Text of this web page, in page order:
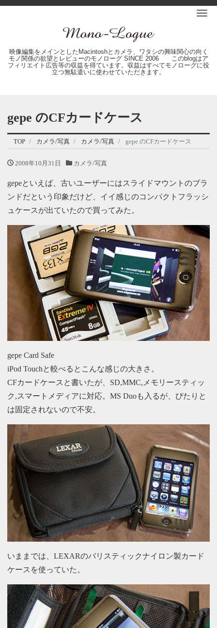
映像編集をメインとしたMacintoshとカメラ、ワタシの興味関心の向く
モノ関係の欲望とレビューのモノローグ SINCE 2006 このblogはア
フィリエイト広告等の収益を得ています。収益はすべてモノローグに役
立つ無駄遣いに使わせていただきます。
gepe のCFカードケース
TOP カメラ/写真 カメラ/写真 gepe のCFカードケース
2008年10月31日 カメラ/写真
gepeといえば、古いユーザーにはスライドマウントのブラ
ンドだという印象だけど、イイ感じのコンパクトフラッシ
ュケースが出ていたので買ってみた。
gepe Card Safe
iPod Touchと較べるとこんな感じの大きさ。
CFカードケースと書いたが、SD,MMC,メモリースティッ
ク,スマートメディアに対応。MS Duoも入るが、ぴたりと
は固定されないので不安。
いままでは、LEXARのバリスティックナイロン製カード
ケースを使っていた。